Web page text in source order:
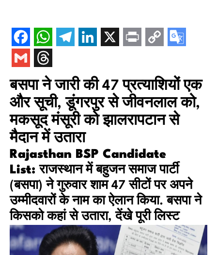
बसपा ने जारी की 47 प्रत्याशियों एक
और सूची, डूंगरपुर से जीवनलाल को,
मकसूद मंसूरी को झालरापटान से
मैदान में उतारा
Rajasthan BSP Candidate
List:राजस्थान में बहुजन समाज पार्टी
(बसपा) ने गुरुवार शाम 47 सीटों पर अपने
उम्मीदवारों के नाम का ऐलान किया. बसपा ने
किसको कहां से उतारा, देंखे पूरी लिस्ट